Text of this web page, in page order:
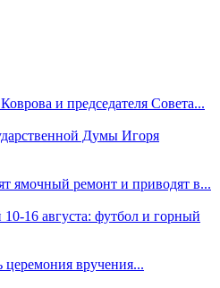
и председателя Совета...
Думы Игоря
ямочный ремонт и приводят в...
16 августа: футбол и горный
вручения...